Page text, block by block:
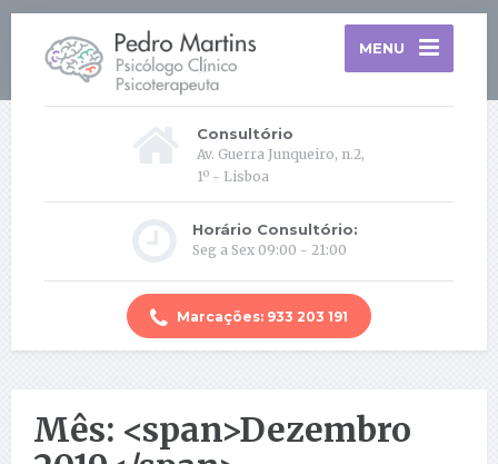
MENU
Consultório
Av. Guerra Junqueiro, n.2,
1º - Lisboa
Horário Consultório:
Seg a Sex 09:00 - 21:00
Marcações: 933 203 191
Mês: <span>Dezembro